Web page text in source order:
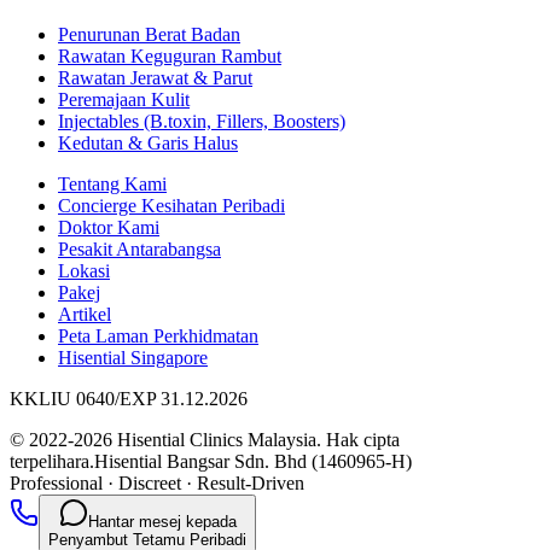
Penurunan Berat Badan
Rawatan Keguguran Rambut
Rawatan Jerawat & Parut
Peremajaan Kulit
Injectables (B.toxin, Fillers, Boosters)
Kedutan & Garis Halus
Tentang Kami
Concierge Kesihatan Peribadi
Doktor Kami
Pesakit Antarabangsa
Lokasi
Pakej
Artikel
Peta Laman Perkhidmatan
Hisential Singapore
KKLIU 0640/EXP 31.12.2026
© 2022-2026 Hisential Clinics Malaysia. Hak cipta
terpelihara.Hisential Bangsar Sdn. Bhd (1460965-H)
Professional · Discreet · Result-Driven
Hantar mesej kepada
Penyambut Tetamu Peribadi